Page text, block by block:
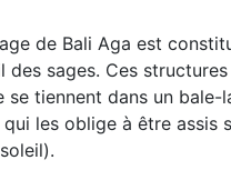
de Bali Aga est
des sages. Ces
se tiennent dans un
les oblige à être assis